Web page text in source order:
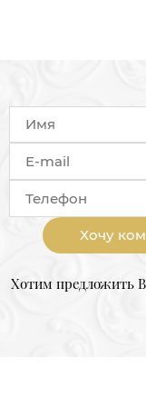
Хочу
Хотим предложить